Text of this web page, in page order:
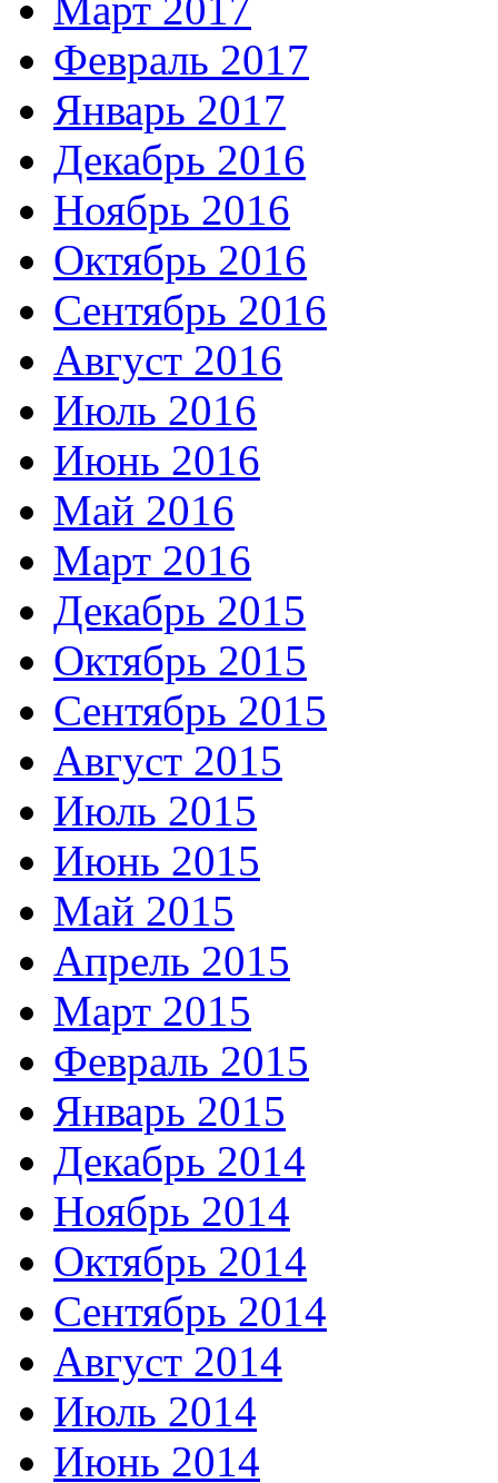
Февраль 2017
Январь 2017
Декабрь 2016
Ноябрь 2016
Октябрь 2016
Сентябрь 2016
Август 2016
Июль 2016
Июнь 2016
Май 2016
Март 2016
Декабрь 2015
Октябрь 2015
Сентябрь 2015
Август 2015
Июль 2015
Июнь 2015
Май 2015
Апрель 2015
Март 2015
Февраль 2015
Январь 2015
Декабрь 2014
Ноябрь 2014
Октябрь 2014
Сентябрь 2014
Август 2014
Июль 2014
Июнь 2014